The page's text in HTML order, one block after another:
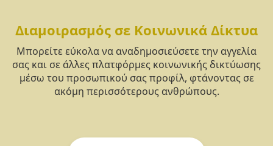
Διαμοιρασμός σε Κοινωνικά Δίκτυα
Μπορείτε εύκολα να αναδημοσιεύσετε την αγγελία
σας και σε άλλες πλατφόρμες κοινωνικής δικτύωσης
μέσω του προσωπικού σας προφίλ, φτάνοντας σε
ακόμη περισσότερους ανθρώπους.